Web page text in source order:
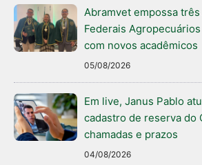
Abramvet empossa
Federais
com novos acadêmicos
05/08/2026
Em live, Janus Pablo
cadastro de reserva do
chamadas e prazos
04/08/2026